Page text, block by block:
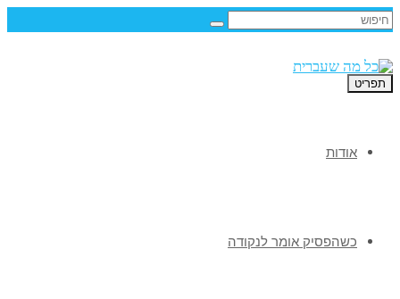
תפריט
אודות
כשהפסיק אומר לנקודה